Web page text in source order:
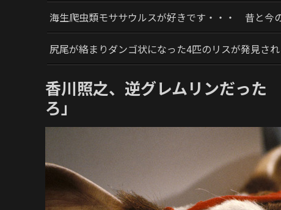
海生爬虫類モササウルスが好きです・・・ 昔と今
尻尾が絡まりダンゴ状になった4匹のリスが発見され
香川照之、逆グレムリンだっ
ろ」